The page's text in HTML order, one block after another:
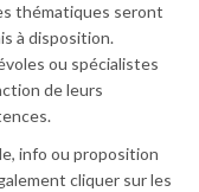
thématiques seront
à disposition.
ou spécialistes
de leurs
info ou proposition
cliquer sur les